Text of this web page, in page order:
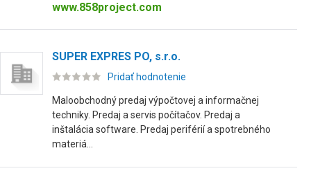
www.858project.com
SUPER EXPRES PO, s.r.o.
Pridať hodnotenie
Maloobchodný predaj výpočtovej a informačnej
techniky. Predaj a servis počítačov. Predaj a
inštalácia software. Predaj periférií a spotrebného
materiá...